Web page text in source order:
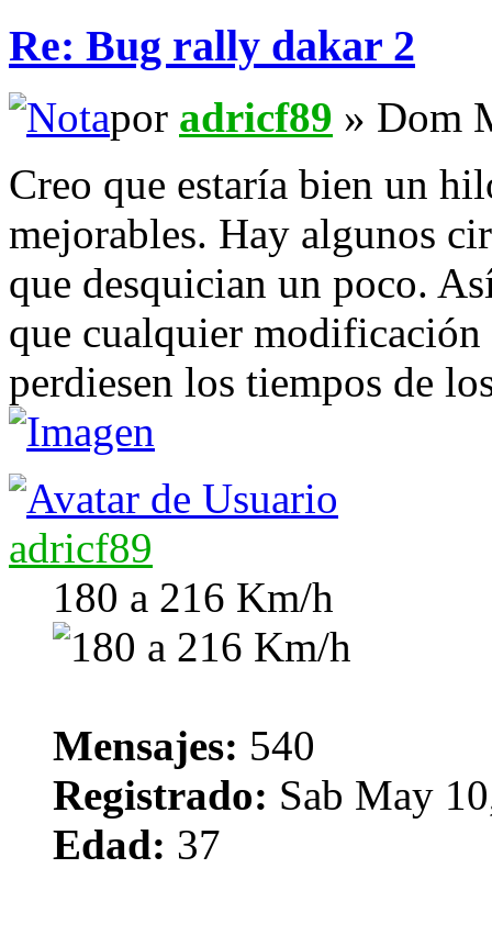
Re: Bug rally dakar 2
por adricf89 » Dom
Creo que estaría bien un
mejorables. Hay algunos
que desquician un poco.
que cualquier modificación
perdiesen los tiempos de
adricf89
180 a 216 Km/h
Mensajes: 540
Registrado: Sab May
Edad: 37